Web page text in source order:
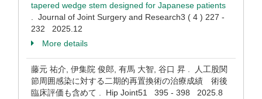
tapered wedge stem designed for Japanese patients
. Journal of Joint Surgery and Research3 ( 4 ) 227 -
232 2025.12
More details
藤元 祐介, 伊集院 俊郎, 有馬 大智, 谷口 昇 . 人工股関
節周囲感染に対する二期的再置換術の治療成績 術後
臨床評価も含めて . Hip Joint51 395 - 398 2025.8